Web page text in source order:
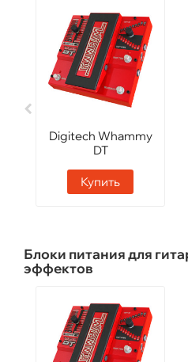
Digitech Whammy
DT
Купить
Блоки питания для
эффектов